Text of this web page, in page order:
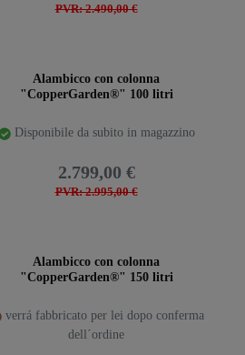
PVR: 2.490,00 €
Alambicco con colonna
"CopperGarden®" 100 litri
Disponibile da subito in magazzino
PVR: 2.995,00 €
2.799,00 €
Alambicco con colonna
"CopperGarden®" 150 litri
verrá fabbricato per lei dopo conferma
dell´ordine